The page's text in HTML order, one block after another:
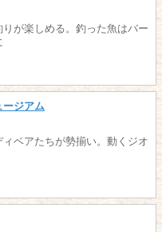
が楽しめる。釣った魚はバー
ージアム
ベアたちが勢揃い。動くジオ